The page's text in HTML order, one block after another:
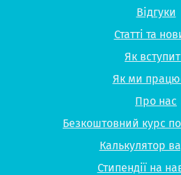
Відгуки
Статті та
Як
Як ми
Про нас
Безкоштовний курс
Калькулятор
Стипендії на